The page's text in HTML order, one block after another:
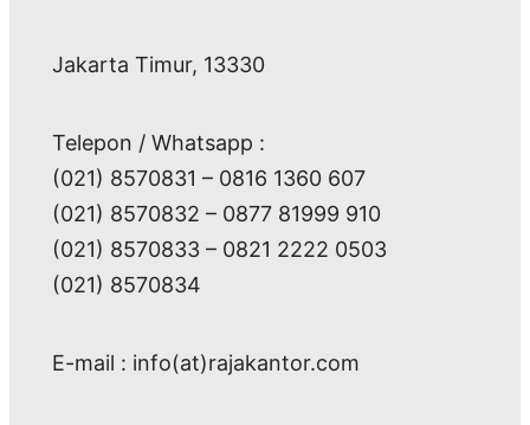
Jakarta Timur, 13330
Telepon / Whatsapp :
(021) 8570831 – 0816 1360 607
(021) 8570832 – 0877 81999 910
(021) 8570833 – 0821 2222 0503
(021) 8570834
E-mail : info(at)rajakantor.com